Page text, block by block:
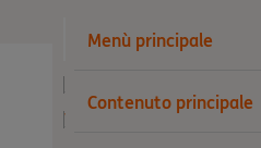
Menù principale
Contenuto principale
Privati
Wholesale